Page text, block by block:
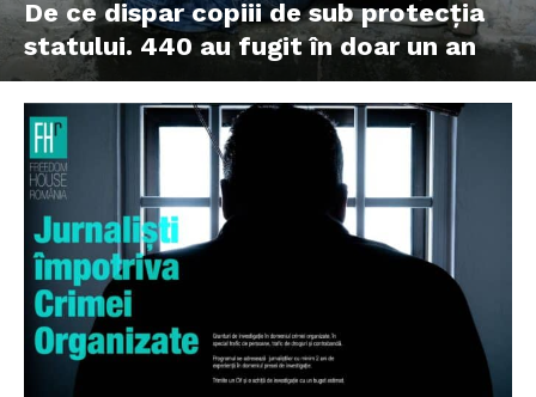
De ce dispar copiii de sub protecția
statului. 440 au fugit în doar un an